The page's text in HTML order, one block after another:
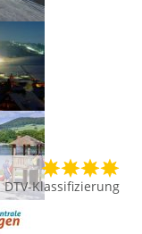
DTV-Klassifizierung